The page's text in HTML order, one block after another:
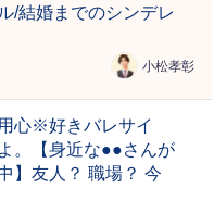
/結婚までのシンデレ
小松孝彰
心※好きバレサイ
。【身近な●●さんが
】友人？ 職場？ 今